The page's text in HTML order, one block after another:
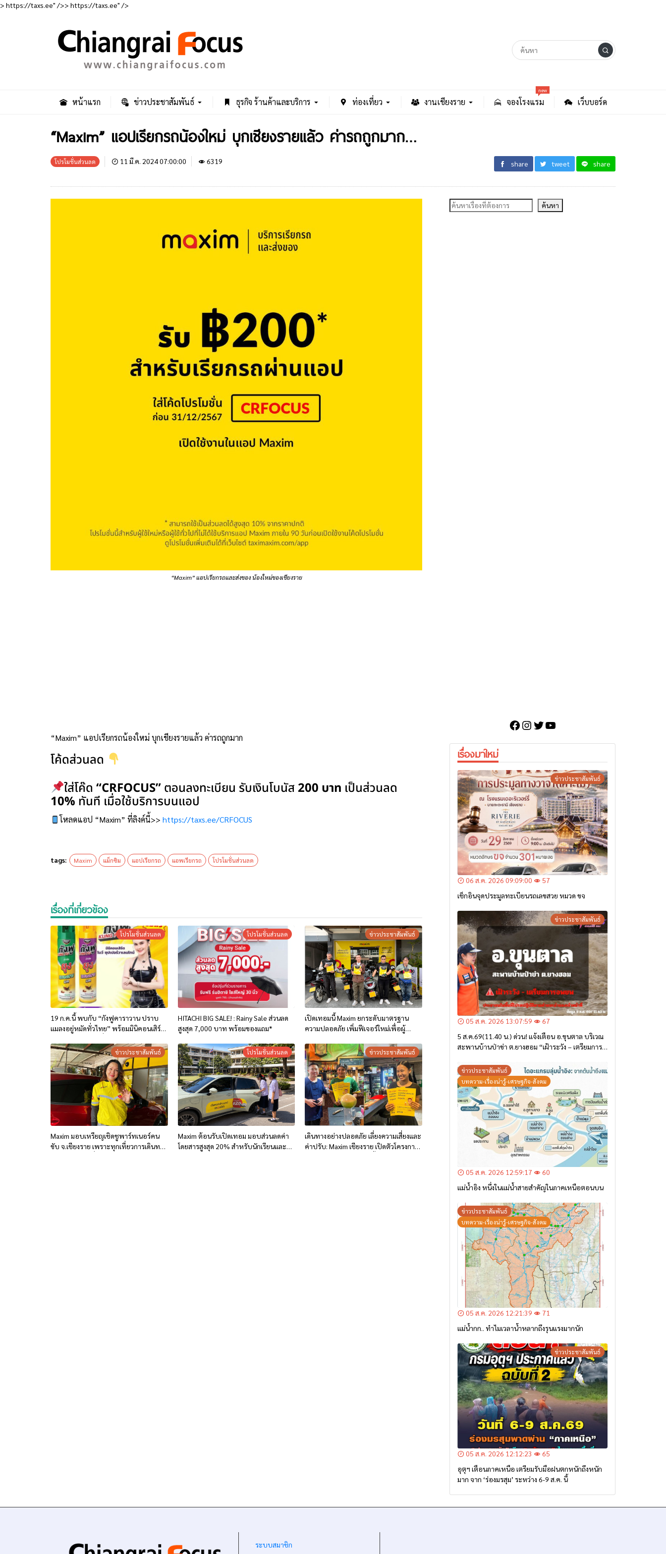
> https://taxs.ee" />> https://taxs.ee" />
หน้าแรก ข่าวประชาสัมพันธ์ ธุรกิจ ร้านค้าและบริการ ท่องเที่ยว งานเชียงราย จองโรงแรม
new
เว็บบอร์ด
“Maxim” แอปเรียกรถน้องใหม่ บุกเชียงรายแล้ว ค่ารถถูกมาก…
โปรโมชั่นส่วนลด 11 มี.ค. 2024 07:00:00 6319 share tweet share
“Maxim” แอปเรียกรถและส่งของ น้องใหม่ของเชียงราย
“Maxim” แอปเรียกรถน้องใหม่ บุกเชียงรายแล้ว ค่ารถถูกมาก
โค้ดส่วนลด
ใส่โค๊ด“CRFOCUS”ตอนลงทะเบียน รับเงินโบนัส 200 บาท เป็นส่วนลด
10% ทันที เมื่อใช้บริการบนแอป
โหลดแอป “Maxim” ที่ลิงค์นี้>>https://taxs.ee/CRFOCUS
tags: Maxim แม็กซิม แอปเรียกรถ แอพเรียกรถ โปรโมชั่นส่วนลด
เรื่องที่เกี่ยวข้อง
โปรโมชั่นส่วนลด
19 ก.ค.นี้ พบกับ “กังฟูคาราวาน ปราบ
แมลงอยู่หมัดทั่วไทย” พร้อมมินิคอนเสิร์ต
โปรโมชั่นส่วนลด
HITACHI BIG SALE! : Rainy Sale ส่วนลด
สูงสุด 7,000 บาท พร้อมของแถม*
ข่าวประชาสัมพันธ์
เปิดเทอมนี้ Maxim ยกระดับมาตรฐาน
ความปลอดภัย เพิ่มฟีเจอร์ใหม่เพื่อผู้
ข่าวประชาสัมพันธ์
Maxim มอบเหรียญเชิดชูพาร์ทเนอร์คน
ขับ จ.เชียงราย เพราะทุกเที่ยวการเดินทาง
โปรโมชั่นส่วนลด
Maxim ต้อนรับเปิดเทอม มอบส่วนลดค่า
โดยสารสูงสุด 20% สำหรับนักเรียนและ
ข่าวประชาสัมพันธ์
เดินทางอย่างปลอดภัย เลี่ยงความเสี่ยงและ
ค่าปรับ: Maxim เชียงราย เปิดตัวโครงการ
ค้นหา ค้นหา
Facebook
Instagram
Twitter
YouTube
เรื่องมาใหม่
ข่าวประชาสัมพันธ์
06 ส.ค. 2026 09:09:00
57
เช็กอินจุดประมูลทะเบียนรถเลขสวย หมวด ขจ
ข่าวประชาสัมพันธ์
05 ส.ค. 2026 13:07:59
67
5 ส.ค.69(11.40 น.) ด่วน! แจ้งเตือน อ.ขุนตาล บริเวณ
สะพานบ้านป่าข่า ต.ยางฮอม “เฝ้าระวัง – เตรียมการ
ข่าวประชาสัมพันธ์
บทความ-เรื่องน่ารู้-เศรษฐกิจ-สังคม
05 ส.ค. 2026 12:59:17
60
แม่น้ำอิง หนึ่งในแม่น้ำสายสำคัญในภาคเหนือตอนบน
ข่าวประชาสัมพันธ์
บทความ-เรื่องน่ารู้-เศรษฐกิจ-สังคม
05 ส.ค. 2026 12:21:39
71
แม่น้ำกก.. ทำไมเวลาน้ำหลากถึงรุนแรงมากนัก
ข่าวประชาสัมพันธ์
05 ส.ค. 2026 12:12:23
65
อุตุฯ เตือนภาคเหนือ เตรียมรับมือฝนตกหนักถึงหนัก
มาก จาก ‘ร่องมรสุม’ ระหว่าง 6-9 ส.ค. นี้
ระบบสมาชิก